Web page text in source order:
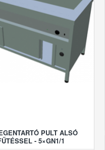
PULT ALSÓ
- 5×GN1/1